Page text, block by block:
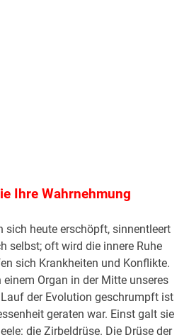
Ihre Wahrnehmung
sich heute erschöpft, sinnentleert
selbst; oft wird die innere Ruhe
sich Krankheiten und Konflikte.
einem Organ in der Mitte unseres
der Evolution geschrumpft ist
geraten war. Einst galt sie
die Zirbeldrüse. Die Drüse der